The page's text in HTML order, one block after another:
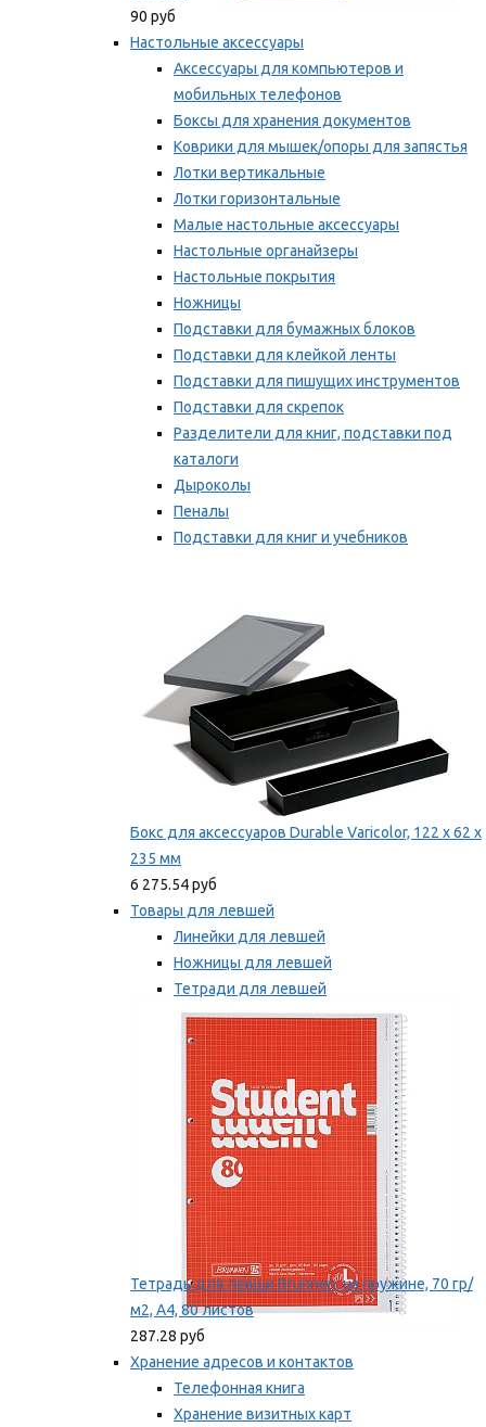
90 руб
Настольные аксессуары
Аксессуары для компьютеров и
мобильных телефонов
Боксы для хранения документов
Коврики для мышек/опоры для запястья
Лотки вертикальные
Лотки горизонтальные
Малые настольные аксессуары
Настольные органайзеры
Настольные покрытия
Ножницы
Подставки для бумажных блоков
Подставки для клейкой ленты
Подставки для пишущих инструментов
Подставки для скрепок
Разделители для книг, подставки под
каталоги
Дыроколы
Пеналы
Подставки для книг и учебников
Бокс для аксессуаров Durable Varicolor, 122 x 62 x
235 мм
6 275.54 руб
Товары для левшей
Линейки для левшей
Ножницы для левшей
Тетради для левшей
Точилки для левшей
Мы рекомендуем
Тетрадь для левши Brunnen, на пружине, 70 гр/
м2, А4, 80 листов
287.28 руб
Хранение адресов и контактов
Телефонная книга
Хранение визитных карт